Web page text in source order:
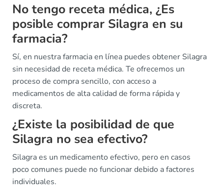
No tengo receta médica, ¿Es
posible comprar Silagra en su
farmacia?
Sí, en nuestra farmacia en línea puedes obtener Silagra
sin necesidad de receta médica. Te ofrecemos un
proceso de compra sencillo, con acceso a
medicamentos de alta calidad de forma rápida y
discreta.
¿Existe la posibilidad de que
Silagra no sea efectivo?
Silagra es un medicamento efectivo, pero en casos
poco comunes puede no funcionar debido a factores
individuales.